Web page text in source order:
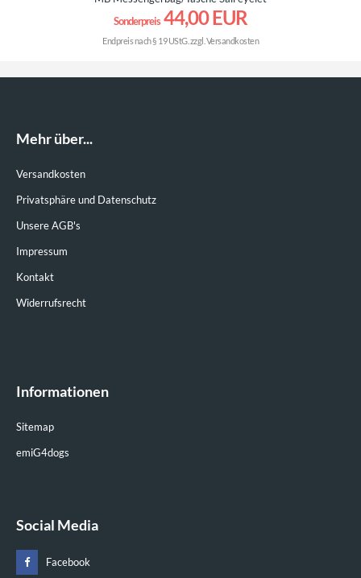
Sonderpreis44,00 EUR
Endpreis nach § 19 UStG. zzgl. Versandkosten
Mehr über...
Versandkosten
Privatsphäre und Datenschutz
Unsere AGB's
Impressum
Kontakt
Widerrufsrecht
Informationen
Sitemap
emiG4dogs
Social Media
Facebook